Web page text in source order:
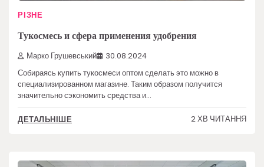
РІЗНЕ
Тукосмесь и сфера применения удобрения
Марко Грушевський 30.08.2024
Собираясь купить тукосмеси оптом сделать это можно в
специализированном магазине. Таким образом получится
значительно сэкономить средства и…
ДЕТАЛЬНІШЕ 2 ХВ ЧИТАННЯ